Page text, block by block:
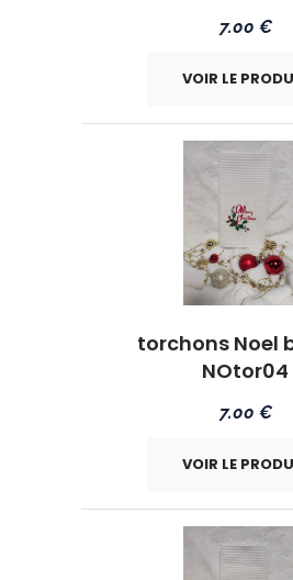
7.00 €
VOIR LE
torchons Noel
NOtor04
7.00 €
VOIR LE